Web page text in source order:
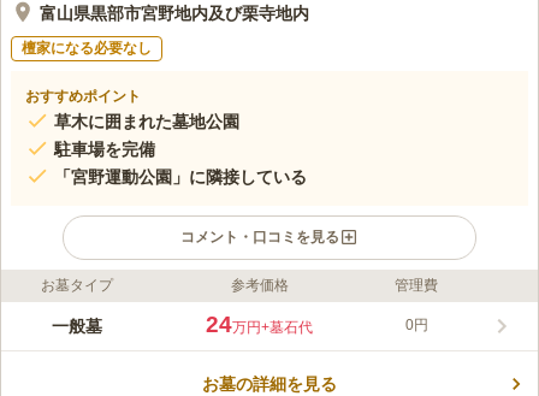
富山県黒部市宮野地内及び栗寺地内
檀家になる必要なし
おすすめポイント
草木に囲まれた墓地公園
駐車場を完備
「宮野運動公園」に隣接している
コメント・口コミを見る
ライフドット編集部のコメント
宗教不問で利用できる黒部市の市営墓地です。 直近に墓碑を建
区画面積はかなりゆったりしています。 6㎡・9㎡・12㎡の3タイ
お墓タイプ 参考価格 管理費
一般墓 24万円+墓石代 0円
お墓の詳細を見る